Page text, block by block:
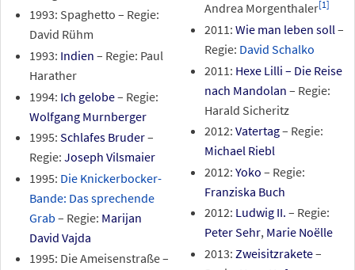
1993: Spaghetto – Regie:
David Rühm
1993: Indien – Regie: Paul
Harather
1994: Ich gelobe– Regie:
Wolfgang Murnberger
1995: Schlafes Bruder–
Regie: Joseph Vilsmaier
1995: Die Knickerbocker-
Bande: Das sprechende
Grab – Regie: Marijan
David Vajda
1995: Die Ameisenstraße –
Andrea Morgenthaler[1]
2011: Wie man leben soll–
Regie: David Schalko
2011: Hexe Lilli – Die Reise
nach Mandolan – Regie:
Harald Sicheritz
2012: Vatertag– Regie:
Michael Riebl
2012: Yoko – Regie:
Franziska Buch
2012: Ludwig II. – Regie:
Peter Sehr, Marie Noëlle
2013: Zweisitzrakete–